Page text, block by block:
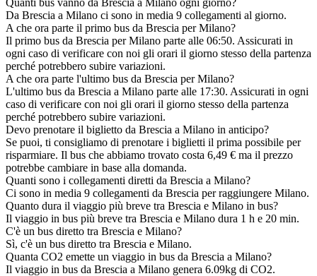
Da Brescia a Milano ci sono in media 9 collegamenti al giorno.
A che ora parte il primo bus da Brescia per Milano?
Il primo bus da Brescia per Milano parte alle 06:50. Assicurati in
ogni caso di verificare con noi gli orari il giorno stesso della partenza
perché potrebbero subire variazioni.
A che ora parte l'ultimo bus da Brescia per Milano?
L'ultimo bus da Brescia a Milano parte alle 17:30. Assicurati in ogni
caso di verificare con noi gli orari il giorno stesso della partenza
perché potrebbero subire variazioni.
Devo prenotare il biglietto da Brescia a Milano in anticipo?
Se puoi, ti consigliamo di prenotare i biglietti il prima possibile per
risparmiare. Il bus che abbiamo trovato costa 6,49 € ma il prezzo
potrebbe cambiare in base alla domanda.
Quanti sono i collegamenti diretti da Brescia a Milano?
Ci sono in media 9 collegamenti da Brescia per raggiungere Milano.
Quanto dura il viaggio più breve tra Brescia e Milano in bus?
Il viaggio in bus più breve tra Brescia e Milano dura 1 h e 20 min.
C'è un bus diretto tra Brescia e Milano?
Sì, c'è un bus diretto tra Brescia e Milano.
Quanta CO2 emette un viaggio in bus da Brescia a Milano?
Il viaggio in bus da Brescia a Milano genera 6.09kg di CO2.